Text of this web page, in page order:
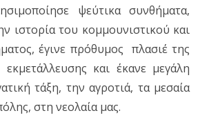
ψεύτικα συνθήματα,
ιστορία του κομμουνιστικού και
έγινε πρόθυμος πλασιέ της
εκμετάλλευσης και έκανε μεγάλη
τάξη, την αγροτιά, τα μεσαία
στη νεολαία μας.